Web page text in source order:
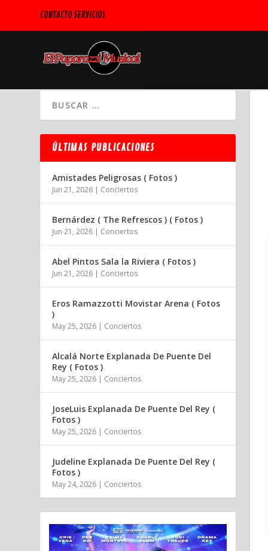
CONTACTO SERVICIOS
ÚLTIMAS PUBLICACIONES
Amistades Peligrosas ( Fotos )
Jun 21, 2026 | Conciertos
Bernárdez ( The Refrescos ) ( Fotos )
Jun 21, 2026 | Conciertos
Abel Pintos Sala la Riviera ( Fotos )
Jun 21, 2026 | Conciertos
Eros Ramazzotti Movistar Arena ( Fotos
)
May 25, 2026 | Conciertos
Alcalá Norte Explanada De Puente Del
Rey ( Fotos )
May 25, 2026 | Conciertos
JoseLuis Explanada De Puente Del Rey (
Fotos )
May 25, 2026 | Conciertos
Judeline Explanada De Puente Del Rey (
Fotos )
May 24, 2026 | Conciertos